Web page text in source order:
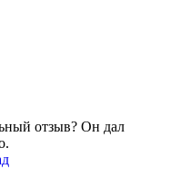
отзыв? Он дал